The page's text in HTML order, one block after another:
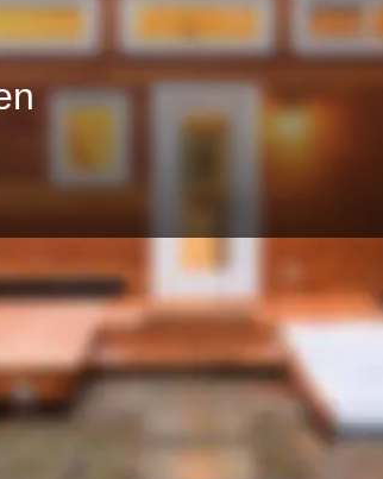
Profil
anrufen merken